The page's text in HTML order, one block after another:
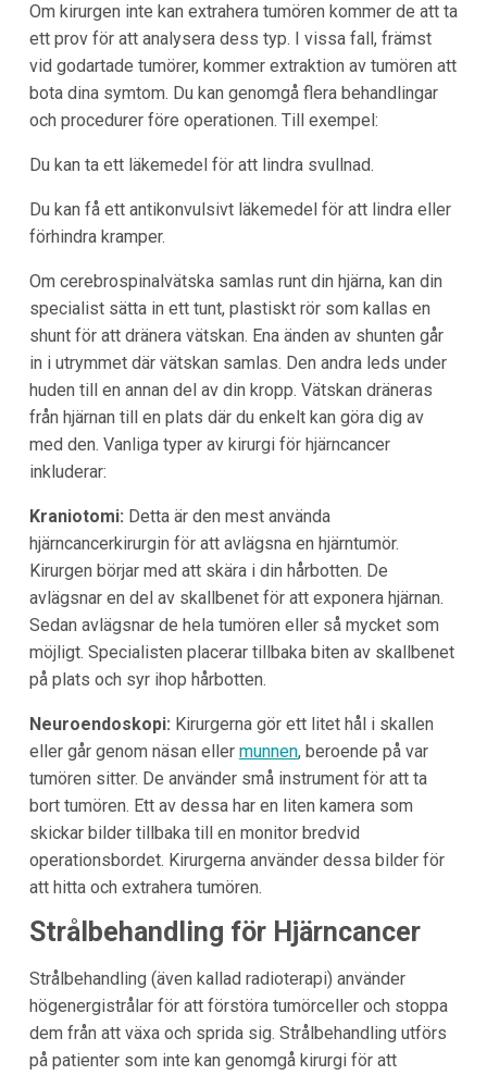
Om kirurgen inte kan extrahera tumören kommer de att ta
ett prov för att analysera dess typ. I vissa fall, främst
vid godartade tumörer, kommer extraktion av tumören att
bota dina symtom. Du kan genomgå flera behandlingar
och procedurer före operationen. Till exempel:
Du kan ta ett läkemedel för att lindra svullnad.
Du kan få ett antikonvulsivt läkemedel för att lindra eller
förhindra kramper.
Om cerebrospinalvätska samlas runt din hjärna, kan din
specialist sätta in ett tunt, plastiskt rör som kallas en
shunt för att dränera vätskan. Ena änden av shunten går
in i utrymmet där vätskan samlas. Den andra leds under
huden till en annan del av din kropp. Vätskan dräneras
från hjärnan till en plats där du enkelt kan göra dig av
med den. Vanliga typer av kirurgi för hjärncancer
inkluderar:
Kraniotomi: Detta är den mest använda
hjärncancerkirurgin för att avlägsna en hjärntumör.
Kirurgen börjar med att skära i din hårbotten. De
avlägsnar en del av skallbenet för att exponera hjärnan.
Sedan avlägsnar de hela tumören eller så mycket som
möjligt. Specialisten placerar tillbaka biten av skallbenet
på plats och syr ihop hårbotten.
Neuroendoskopi: Kirurgerna gör ett litet hål i skallen
eller går genom näsan eller munnen, beroende på var
tumören sitter. De använder små instrument för att ta
bort tumören. Ett av dessa har en liten kamera som
skickar bilder tillbaka till en monitor bredvid
operationsbordet. Kirurgerna använder dessa bilder för
att hitta och extrahera tumören.
Strålbehandling för Hjärncancer
Strålbehandling (även kallad radioterapi) använder
högenergistrålar för att förstöra tumörceller och stoppa
dem från att växa och sprida sig. Strålbehandling utförs
på patienter som inte kan genomgå kirurgi för att